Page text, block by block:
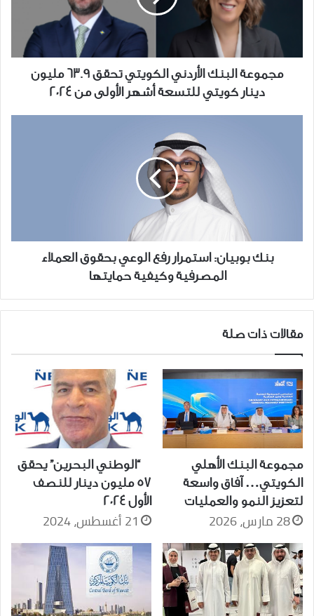
مليون
دينار
كويتي
للتسعة
الأولى
مجموعة البنك الأردني الكويتي تحقق 63.9 مليون
دينار كويتي للتسعة أشهر الأولى من 2024
بنك
المصرفية
وكيفية
حمايتهابنك بوبيان: استمرار رفع الوعي بحقوق العملاء
المصرفية وكيفية حمايتها
مقالات ذات صلة
مجموعة البنك الأهلي
الكويتي… آفاق واسعة
لتعزيز النمو والعمليات
28 مارس، 2026
“الوطني البحرين” يحقق
57 مليون دينار للنصف
الأول 2024
21 أغسطس، 2024